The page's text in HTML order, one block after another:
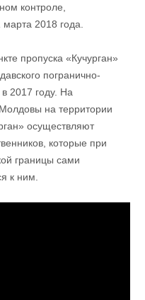
контроле,
2018 года.
пропуска «Кучурган»
погранично-
2017 году. На
на территории
осуществляют
которые при
границы сами
к ним.